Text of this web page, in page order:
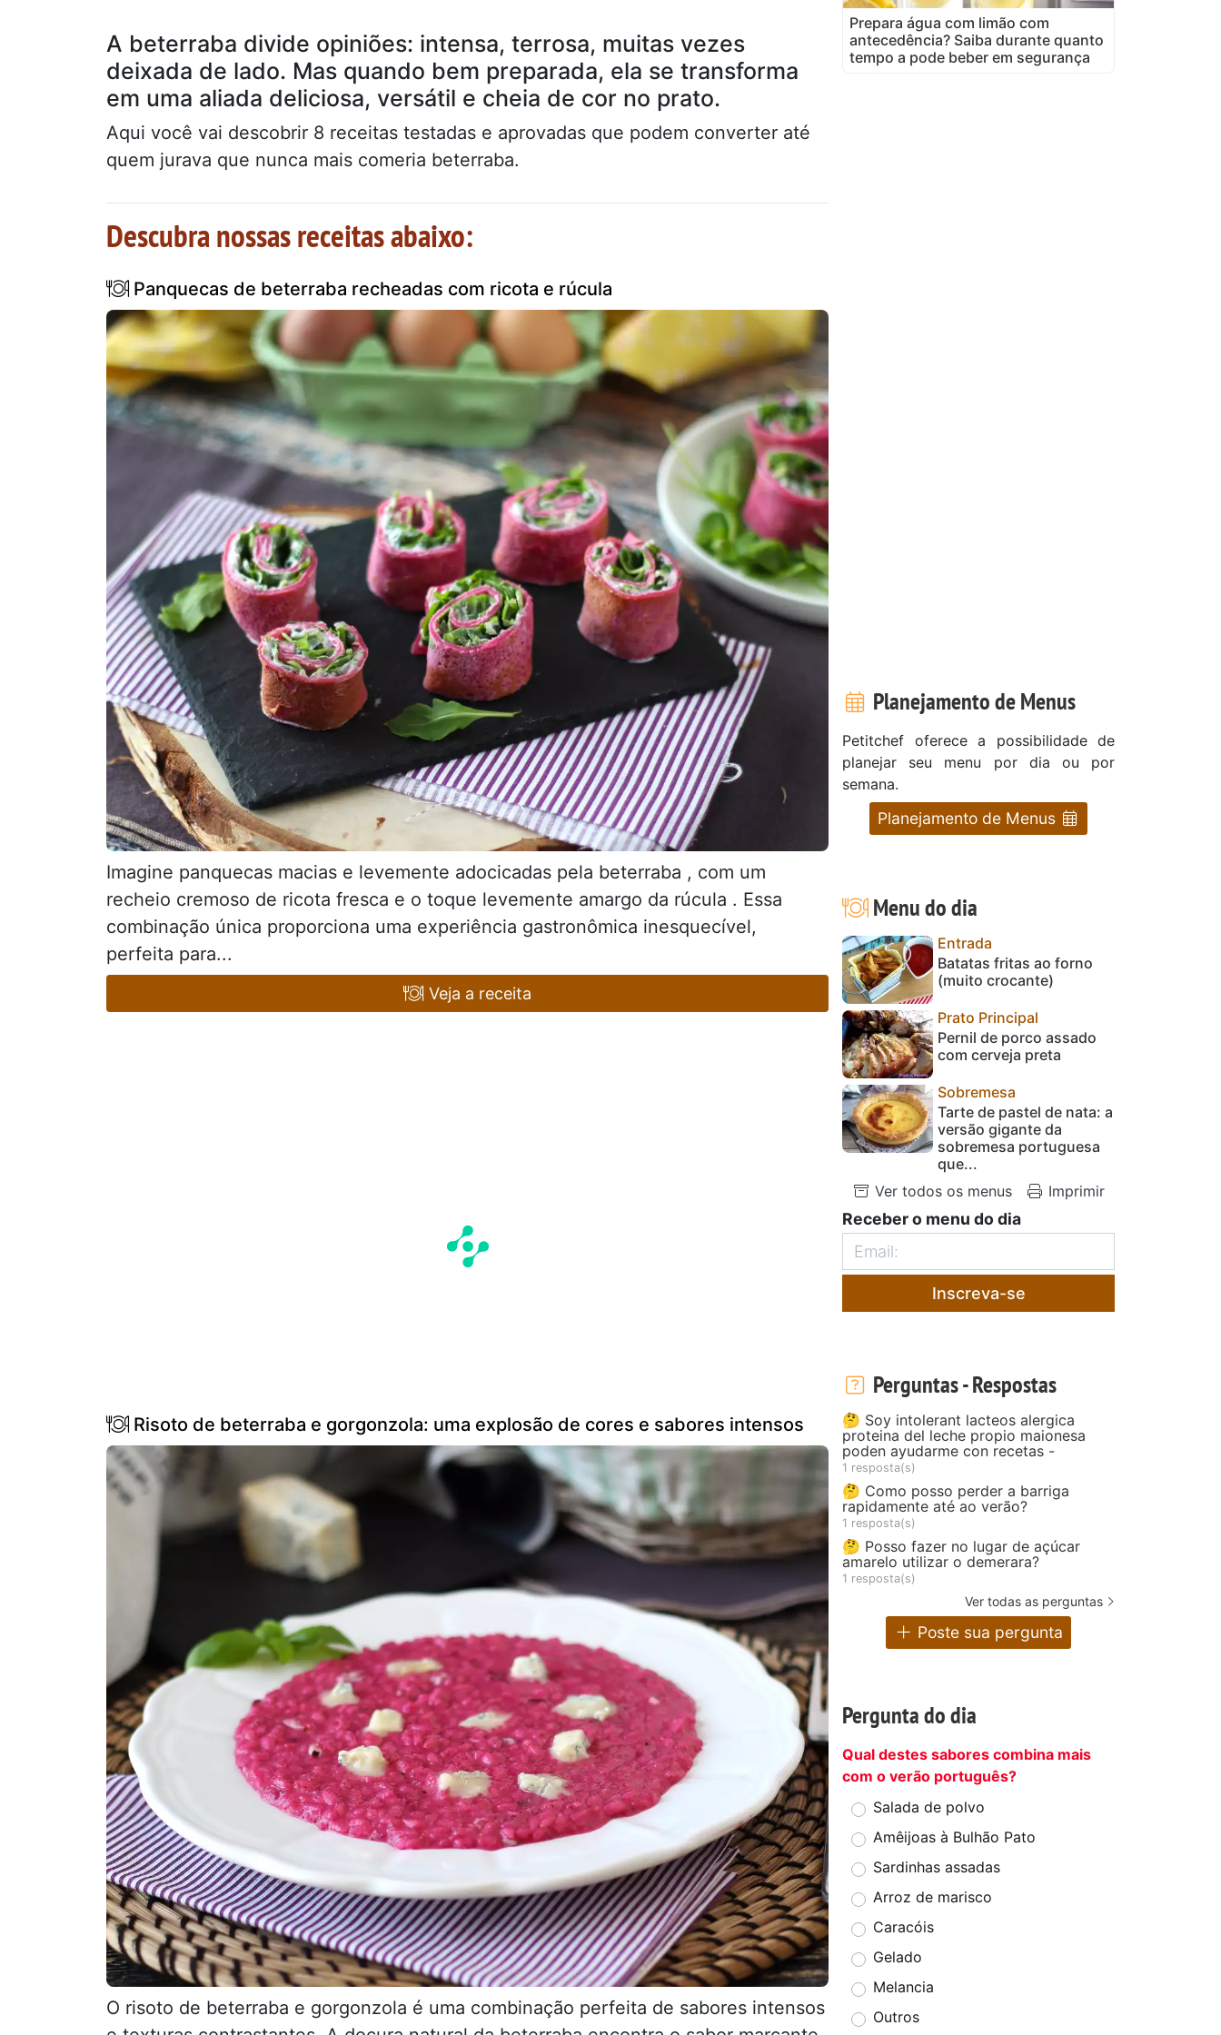
A beterraba divide opiniões: intensa, terrosa, muitas vezes
deixada de lado. Mas quando bem preparada, ela se transforma
em uma aliada deliciosa, versátil e cheia de cor no prato.
Aqui você vai descobrir 8 receitas testadas e aprovadas que podem converter até
quem jurava que nunca mais comeria beterraba.
Descubra nossas receitas abaixo:
Panquecas de beterraba recheadas com ricota e rúcula
Imagine panquecas macias e levemente adocicadas pela beterraba , com um
recheio cremoso de ricota fresca e o toque levemente amargo da rúcula . Essa
combinação única proporciona uma experiência gastronômica inesquecível,
perfeita para...
Veja a receita
Risoto de beterraba e gorgonzola: uma explosão de cores e sabores intensos
O risoto de beterraba e gorgonzola é uma combinação perfeita de sabores intensos
Prepara água com limão com
antecedência? Saiba durante quanto
tempo a pode beber em segurança
Planejamento de Menus
Petitchef oferece a possibilidade de
planejar seu menu por dia ou por
semana.
Planejamento de Menus
Menu do dia
Entrada
Batatas fritas ao forno
(muito crocante)
Prato Principal
Pernil de porco assado
com cerveja preta
Sobremesa
Tarte de pastel de nata: a
versão gigante da
sobremesa portuguesa
que...
Ver todos os menus
Imprimir
Receber o menu do dia
Inscreva-se
Perguntas - Respostas
🤔 Soy intolerant lacteos alergica
proteina del leche propio maionesa
poden ayudarme con recetas -
1 resposta(s)
🤔 Como posso perder a barriga
rapidamente até ao verão?
1 resposta(s)
🤔 Posso fazer no lugar de açúcar
amarelo utilizar o demerara?
1 resposta(s)
Ver todas as perguntas
Poste sua pergunta
Pergunta do dia
Qual destes sabores combina mais
com o verão português?
Salada de polvo
Amêijoas à Bulhão Pato
Sardinhas assadas
Arroz de marisco
Caracóis
Gelado
Melancia
Outros